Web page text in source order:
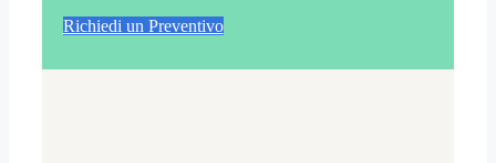
Richiedi un Preventivo